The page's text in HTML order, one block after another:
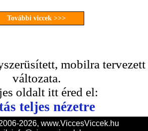
További viccek >>>
mobilra tervezett
változata.
oldalt itt éred el:
teljes nézetre
2026, www.ViccesViccek.hu